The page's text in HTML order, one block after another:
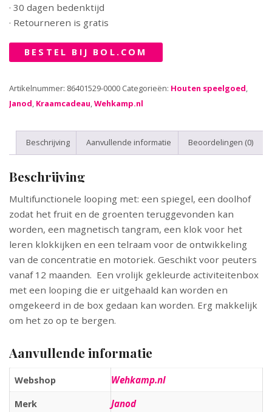
· 30 dagen bedenktijd
· Retourneren is gratis
BESTEL BIJ BOL.COM
Artikelnummer: 86401529-0000 Categorieën: Houten speelgoed,
Janod, Kraamcadeau,Wehkamp.nl
Beschrijving Aanvullende informatie Beoordelingen (0)
Beschrijving
Multifunctionele looping met: een spiegel, een doolhof
zodat het fruit en de groenten teruggevonden kan
worden, een magnetisch tangram, een klok voor het
leren klokkijken en een telraam voor de ontwikkeling
van de concentratie en motoriek. Geschikt voor peuters
vanaf 12 maanden. Een vrolijk gekleurde activiteitenbox
met een looping die er uitgehaald kan worden en
omgekeerd in de box gedaan kan worden. Erg makkelijk
om het zo op te bergen.
Aanvullende informatie
Webshop Wehkamp.nl
Merk Janod